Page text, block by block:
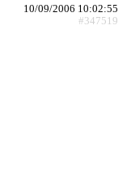
10/09/2006 10:02:55
#347519